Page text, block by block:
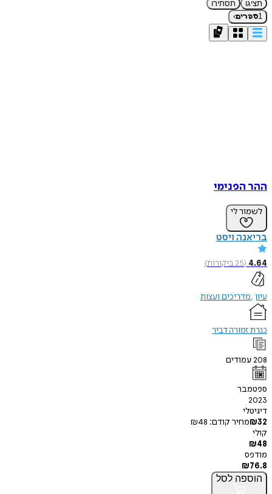
תציגו
תסתירו
1ספרים›
ההר הפנימי
לשמור לי
בריאנה ויסט
4.64
(
25ביקורות)
עיון מדריכים ועצות
כנרת זמורה דביר
208עמודים
ספטמבר
2023
דיגיטלי
₪32 מחיר קודם: ₪48
קולי
₪48
מודפס
₪76.8
הוספה לסל